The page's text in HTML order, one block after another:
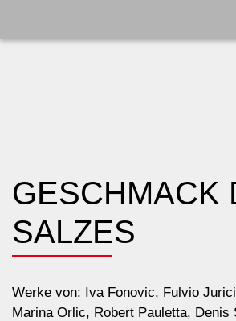
GESCHMACK
SALZES
Werke von: Iva Fonovic, Fulvio
Marina Orlic, Robert Pauletta, Denis